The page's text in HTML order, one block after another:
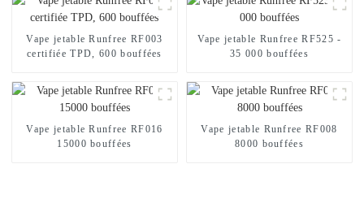
Vape jetable Runfree RF003
certifiée TPD, 600 bouffées
Vape jetable Runfree RF525 -
35 000 bouffées
Vape jetable Runfree RF016
15000 bouffées
Vape jetable Runfree RF008
8000 bouffées